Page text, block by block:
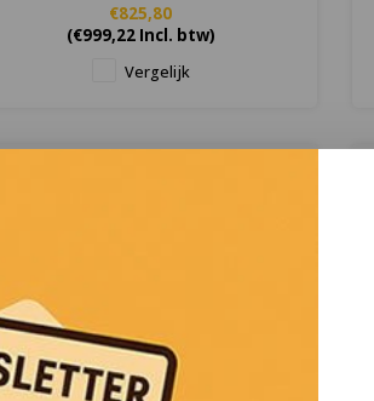
€825,80
(€999,22Incl. btw)
Vergelijk